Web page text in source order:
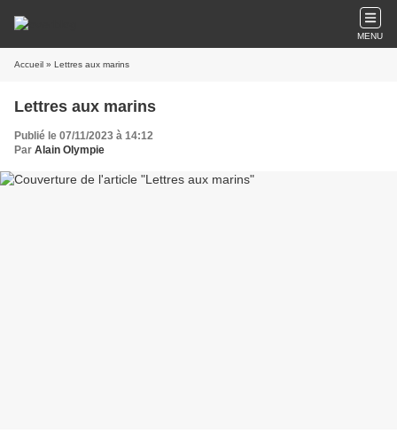
MENU
Accueil » Lettres aux marins
Lettres aux marins
Publié le 07/11/2023 à 14:12
Par Alain Olympie